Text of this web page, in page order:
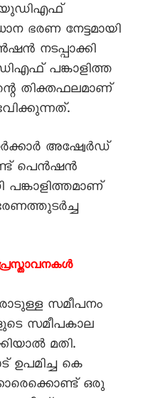
യുഡിഎഫ്
ഭരണ നേട്ടമായി
നടപ്പാക്കി
പങ്കാളിത്ത
തിക്തഫലമാണ്
അഷ്വേര്‍ഡ്
പെന്‍ഷന്‍
പങ്കാളിത്തമാണ്
സമീപനം
സമീപകാല
മതി.
ഉപമിച്ച കെ
ഒരു